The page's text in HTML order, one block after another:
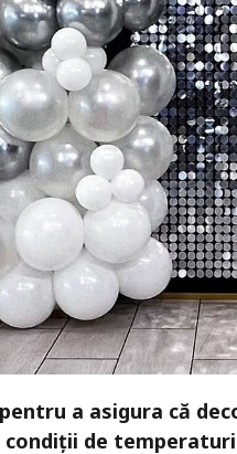
a asigura că
condiții de